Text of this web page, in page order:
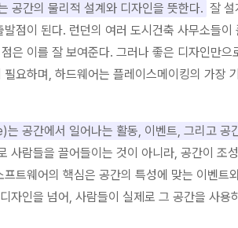
공간의 물리적 설계와 디자인을 뜻한다. 잘 설
점이 된다. 런던의 여러 도시건축 사무소들이
은 이를 잘 보여준다. 그러나 좋은 디자인만으
요하며, 하드웨어는 플레이스메이킹의 가장
공간에서 일어나는 활동, 이벤트, 그리고
사람들을 끌어들이는 것이 아니라, 공간이 조
트웨어의 핵심은 공간의 특성에 맞는 이벤트
자인을 넘어, 사람들이 실제로 그 공간을 사용